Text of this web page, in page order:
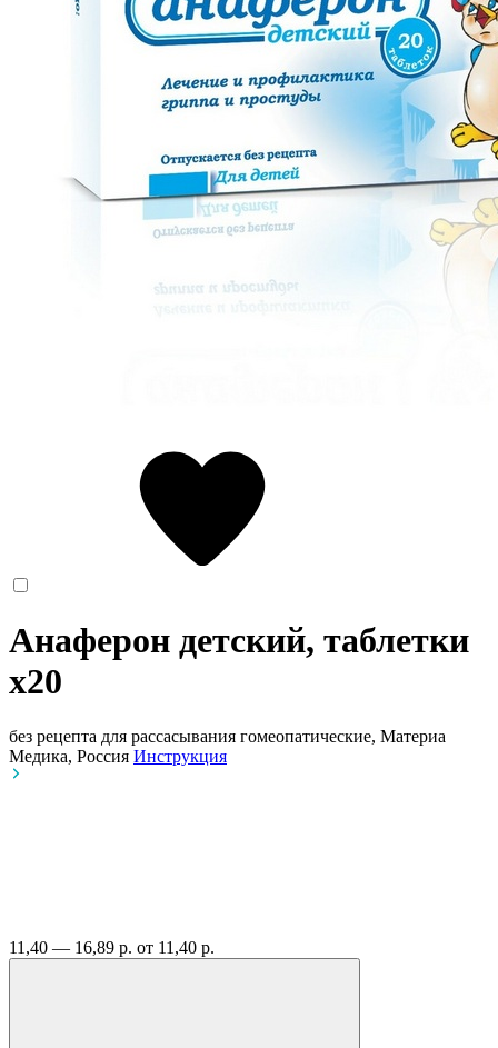
Анаферон детский, таблетки
x20
без рецепта для рассасывания гомеопатические, Материа
Медика, Россия Инструкция
11,40 — 16,89 р. от 11,40 р.